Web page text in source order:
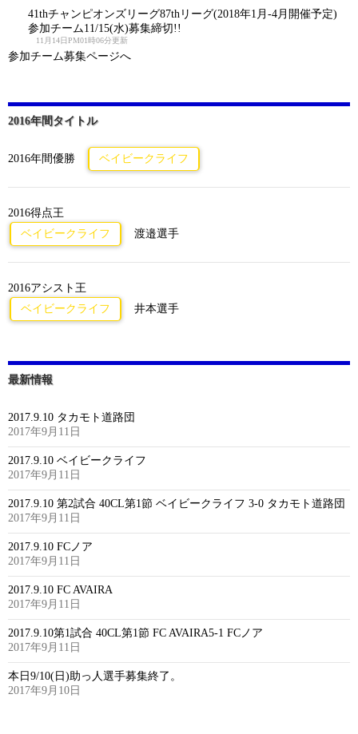
41thチャンピオンズリーグ87thリーグ(2018年1月-4月開催予定)
参加チーム11/15(水)募集締切!!
11月14日PM01時06分更新
参加チーム募集ページへ
2016年間タイトル
2016年間優勝 ベイビークライフ
2016得点王
ベイビークライフ
渡邉選手
2016アシスト王
ベイビークライフ
井本選手
最新情報
2017.9.10 タカモト道路団
2017年9月11日
2017.9.10 ベイビークライフ
2017年9月11日
2017.9.10 第2試合 40CL第1節 ベイビークライフ 3-0 タカモト道路団
2017年9月11日
2017.9.10 FCノア
2017年9月11日
2017.9.10 FC AVAIRA
2017年9月11日
2017.9.10第1試合 40CL第1節 FC AVAIRA5-1 FCノア
2017年9月11日
本日9/10(日)助っ人選手募集終了。
2017年9月10日